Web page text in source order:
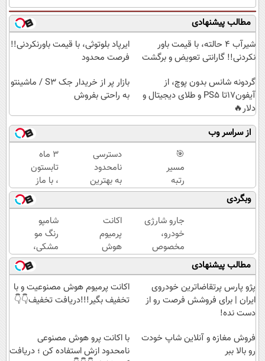
مطالب پیشنهادی
شیر‌آب ۴ حالته، با قیمت باور
نکردنی!! گارانتی تعویض و برگشت
ایرپاد بلوتوثی، با قیمت باورنکردنی!!
فرصت محدود
گردونه شانس بدون پوچ، از
آیفون17تا PS5 و طلای دیجیتال و
دلار🔥
بازار پر از خریدار جک S3 / ماشینتو
به راحتی بفروش
از سراسر وب
🎯
مسیر
رتبه
برتری از
همین
تابستون
و با دوره
رایگان
ماز
شروع
میشه!
دسترسی
نامحدود
به بهترین
آموزش‌ها
تا روز
کنکور
3 ماه
تابستون
، با ماز
تو یک
ماه
جمع
میشه
😍
وبگردی
جارو شارژی
خودرو،
مخصوص
ماشین‌باز‌ها!!
قیمت با
تخفیف: فقط
1,499,000
اکانت
پرمیوم
هوش
مصنوعیت
و با
تخفیف
بگیر!!!
👇
شامپو
رنگ مو
مشکی،
ماندگاری
بالا و
طبیعی
مطالب پیشنهادی
پژو پارس پرتقاضاترین خودروی
ایران | برای فروشش فرصت رو از
دست نده!
اکانت پرمیوم هوش مصنوعیت و با
تخفیف بگیر!!!دریافت تخفیف👇👇
فروش مغازه و آنلاین شاپ خودت
رو بالا ببر
با اکانت پرو هوش مصنوعی
نامحدود ازش استفاده کن ؛ دریافت